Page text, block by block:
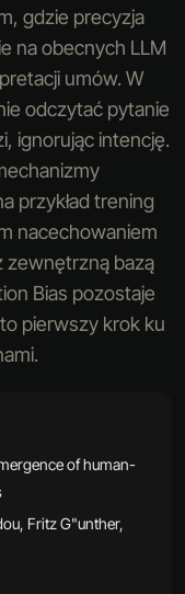
gdzie precyzja
na obecnych LLM
umów. W
odczytać pytanie
ignorując intencję.
przykład trening
nacechowaniem
zewnętrzną bazą
Bias pozostaje
pierwszy krok ku
of human-
Fritz G"unther,